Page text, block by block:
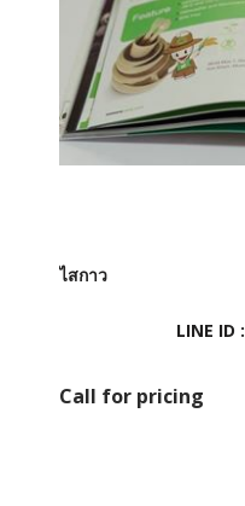
ไสกาว
LINE ID :
Call for pricing